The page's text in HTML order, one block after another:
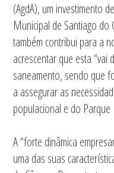
(AgdA), um investimento
Municipal de Santiago do
também contribui para a
acrescentar que esta
saneamento, sendo que
a assegurar as
populacional e do Parque
A “forte dinâmica
uma das suas